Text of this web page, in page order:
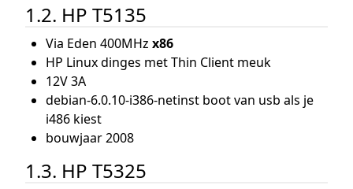
1.2. HP T5135
Via Eden 400MHz x86
HP Linux dinges met Thin Client meuk
12V 3A
debian-6.0.10-i386-netinst boot van usb als je
i486 kiest
bouwjaar 2008
1.3. HP T5325